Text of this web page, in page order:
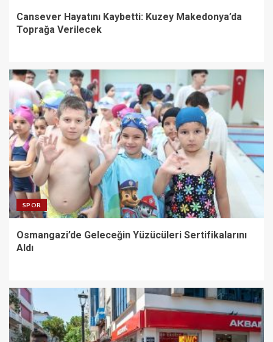
Cansever Hayatını Kaybetti: Kuzey Makedonya’da
Toprağa Verilecek
SPOR
Osmangazi’de Geleceğin Yüzücüleri Sertifikalarını
Aldı